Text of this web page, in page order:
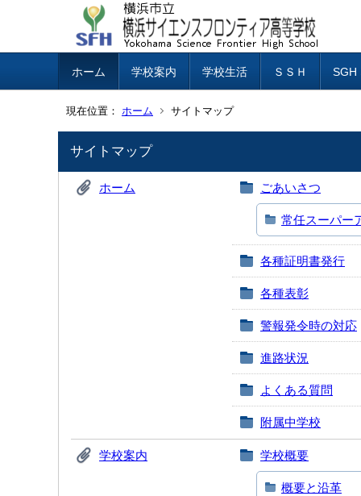
ホーム 学校案内 学校生活 ＳＳＨ SGH
現在位置： ホーム サイトマップ
サイトマップ
ホーム ごあいさつ
常任スーパー
各種証明書発行
各種表彰
警報発令時の対応
進路状況
よくある質問
附属中学校
学校案内 学校概要
概要と沿革